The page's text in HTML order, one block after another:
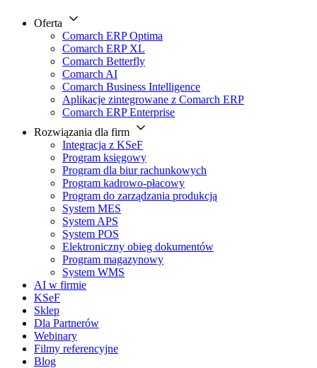
Oferta
Comarch ERP Optima
Comarch ERP XL
Comarch Betterfly
Comarch AI
Comarch Business Intelligence
Aplikacje zintegrowane z Comarch ERP
Comarch ERP Enterprise
Rozwiązania dla firm
Integracja z KSeF
Program księgowy
Program dla biur rachunkowych
Program kadrowo-płacowy
Program do zarządzania produkcją
System MES
System APS
System POS
Elektroniczny obieg dokumentów
Program magazynowy
System WMS
AI w firmie
KSeF
Sklep
Dla Partnerów
Webinary
Filmy referencyjne
Blog